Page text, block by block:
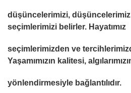
düşüncelerimizi,
seçimlerimizi belirler. Hayatımız
seçimlerimizden ve
Yaşamımızın kalitesi,
yönlendirmesiyle bağlantılıdır.